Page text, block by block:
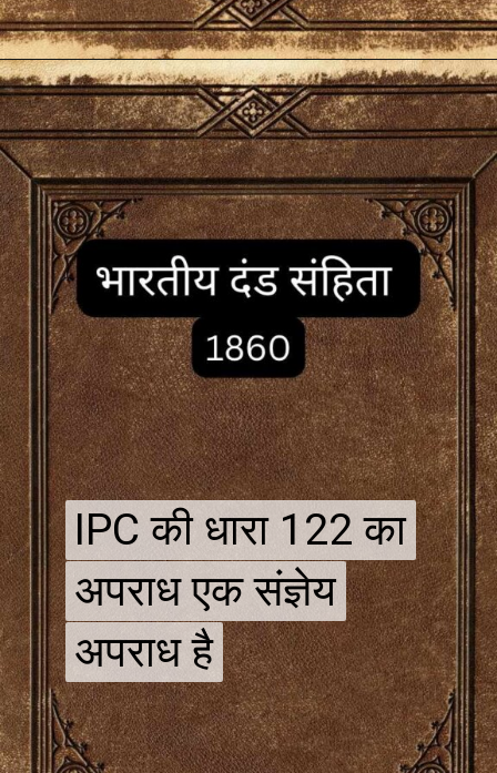
IPC की धारा 122 का
अपराध एक संज्ञेय
अपराध है
IPC की धारा 122 का
अपराध एक संज्ञेय
अपराध है